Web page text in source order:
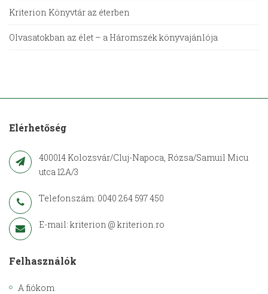
Kriterion Könyvtár az éterben
Olvasatokban az élet – a Háromszék könyvajánlója
Elérhetőség
400014 Kolozsvár/Cluj-Napoca, Rózsa/Samuil Micu
utca 12A/3
Telefonszám: 0040 264 597 450
E-mail: kriterion @ kriterion.ro
Felhasználók
A fiókom